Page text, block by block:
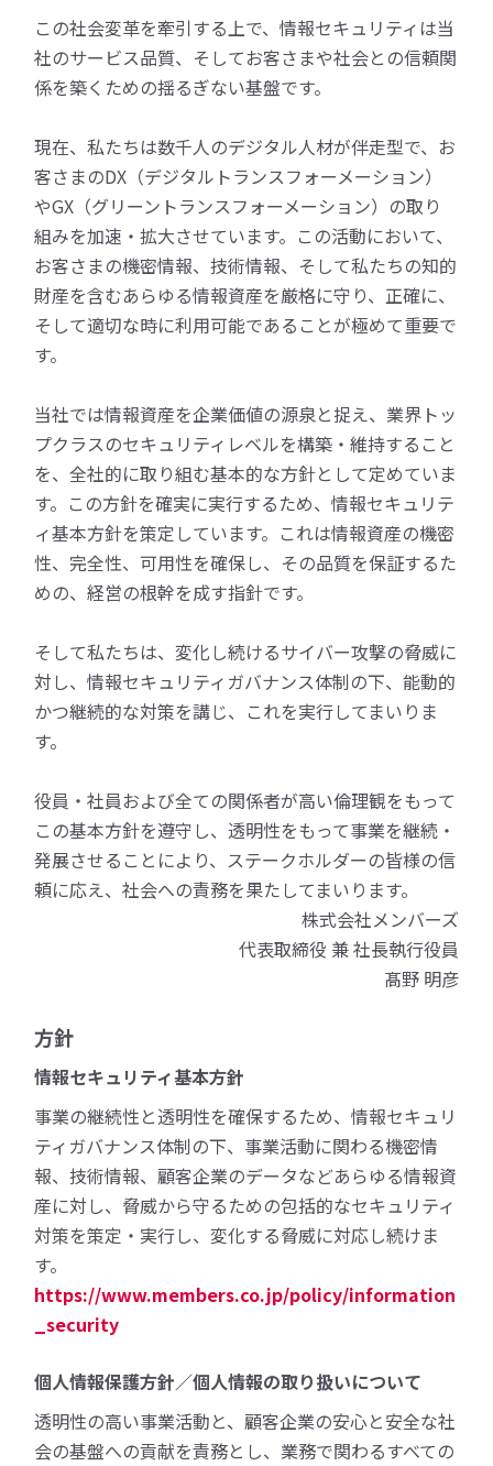
この社会変革を牽引する上で、情報セキュリティは当
社のサービス品質、そしてお客さまや社会との信頼関
係を築くための揺るぎない基盤です。
現在、私たちは数千人のデジタル人材が伴走型で、お
客さまのDX（デジタルトランスフォーメーション）
やGX（グリーントランスフォーメーション）の取り
組みを加速・拡大させています。この活動において、
お客さまの機密情報、技術情報、そして私たちの知的
財産を含むあらゆる情報資産を厳格に守り、正確に、
そして適切な時に利用可能であることが極めて重要で
す。
当社では情報資産を企業価値の源泉と捉え、業界トッ
プクラスのセキュリティレベルを構築・維持すること
を、全社的に取り組む基本的な方針として定めていま
す。この方針を確実に実行するため、情報セキュリテ
ィ基本方針を策定しています。これは情報資産の機密
性、完全性、可用性を確保し、その品質を保証するた
めの、経営の根幹を成す指針です。
そして私たちは、変化し続けるサイバー攻撃の脅威に
対し、情報セキュリティガバナンス体制の下、能動的
かつ継続的な対策を講じ、これを実行してまいりま
す。
役員・社員および全ての関係者が高い倫理観をもって
この基本方針を遵守し、透明性をもって事業を継続・
発展させることにより、ステークホルダーの皆様の信
頼に応え、社会への責務を果たしてまいります。
株式会社メンバーズ
代表取締役 兼 社長執行役員
髙野 明彦
方針
情報セキュリティ基本方針
事業の継続性と透明性を確保するため、情報セキュリ
ティガバナンス体制の下、事業活動に関わる機密情
報、技術情報、顧客企業のデータなどあらゆる情報資
産に対し、脅威から守るための包括的なセキュリティ
対策を策定・実行し、変化する脅威に対応し続けま
す。
https://www.members.co.jp/policy/information
_security
個人情報保護方針／個人情報の取り扱いについて
透明性の高い事業活動と、顧客企業の安心と安全な社
会の基盤への貢献を責務とし、業務で関わるすべての